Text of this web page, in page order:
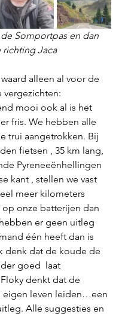
Somportpas en dan
richting Jaca
alleen al voor de
vergezichten:
mooi ook al is het
fris. We hebben alle
trui aangetrokken. Bij
fietsen , 35 km lang,
Pyreneeënhellingen
kant , stellen we vast
meer kilometers
onze batterijen dan
er geen uitleg
één heeft dan is
denk dat de koude de
goed  laat
denkt dat de
eigen leven leiden…een
Alle suggesties en